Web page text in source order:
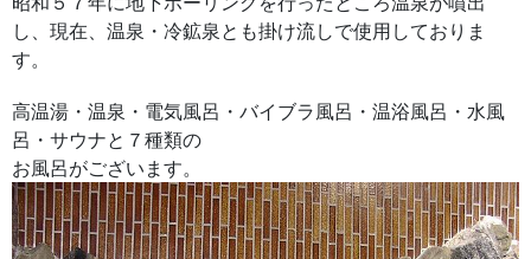
し、現在、温泉・冷鉱泉とも掛け流しで使用しておりま
す。
高温湯・温泉・電気風呂・バイブラ風呂・温浴風呂・水風
呂・サウナと７種類の
お風呂がございます。